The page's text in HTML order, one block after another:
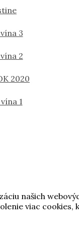
3
2
2020
1
našich
viac